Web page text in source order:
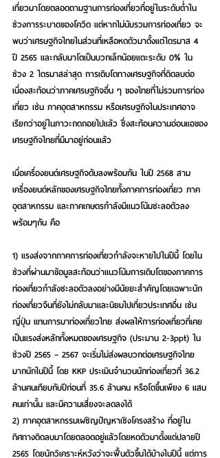
เที่ยวมาโดยตลอดตามฐานการท่องเที่ยวที่อยู่ในระดับต่ำใน
ช่วงการระบาดของโควิด แต่หากไม่นับรวมการท่องเที่ยว จะ
พบว่าเศรษฐกิจไทยในส่วนที่เหลือหดตัวมาตั้งแต่ไตรมาส 4
ปี 2565 และกลับมาโตเป็นบวกเล็กน้อยแตะระดับ 0% ใน
ช่วง 2 ไตรมาสล่าสุด การเติบโตทางเศรษฐกิจที่ติดลบต่อ
เนื่องสะท้อนว่าภาคเศรษฐกิจอื่น ๆ ของไทยที่ไม่รวมการท่อง
เที่ยว เช่น ภาคอุตสาหกรรม หรือเศรษฐกิจในประเทศอาจ
เรียกว่าอยู่ในภาวะถดถอยไปแล้ว ซึ่งสะท้อนความอ่อนแอของ
เศรษฐกิจไทยที่มีมาอยู่ก่อนแล้ว
เมื่อเครื่องยนต์เศรษฐกิจดับลงพร้อมกัน ในปี 2568 สาม
เครื่องยนต์หลักของเศรษฐกิจไทยทั้งภาคการท่องเที่ยว ภาค
อุตสาหกรรม และภาคเกษตรกำลังมีแนวโน้มชะลอตัวลง
พร้อมๆกัน คือ
1) แรงส่งจากภาคการท่องเที่ยวกำลังจะหายไปในปีนี้ โดยใน
ช่วงที่ผ่านมาข้อมูลสะท้อนว่าแนวโน้มการเติบโตของภาคการ
ท่องเที่ยวกำลังชะลอตัวลงอย่างมีนัยยะสำคัญโดยเฉพาะนัก
ท่องเที่ยวจีนที่ยังไม่กลับมาและนิยมไปเที่ยวประเทศอื่น เช่น
ญี่ปุ่น แทนการมาท่องเที่ยวไทย ส่งผลให้การท่องเที่ยวที่เคย
เป็นแรงส่งหลักทั้งหมดของเศรษฐกิจ (ประมาน 2-3ppt) ใน
ช่วงปี 2565 – 2567 จะเริ่มไม่ส่งผลบวกต่อเศรษฐกิจไทย
มากนักในปีนี้ โดย KKP ประเมินจำนวนนักท่องเที่ยวที่ 36.2
ล้านคนเทียบกับปีก่อนที่ 35.6 ล้านคน หรือโตขึ้นเพียง 6 แสน
คนเท่านั้น และมีความเสี่ยงจะลดลงได้
2) ภาคอุตสาหกรรมเผชิญปัญหาเชิงโครงสร้าง ที่อยู่ใน
ทิศทางติดลบมาโดยตลอดอยู่แล้วโดยหดตัวมาตั้งแต่ปลายปี
2565 โดยนักวิเคราะห์หวังว่าจะฟื้นตัวขึ้นได้บ้างในปีนี้ แต่การ